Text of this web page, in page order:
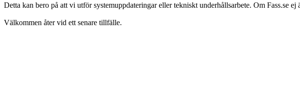
Detta kan bero på att vi utför systemuppdateringar eller tekniskt underhållsarbete. Om Fass.se
Välkommen åter vid ett senare tillfälle.